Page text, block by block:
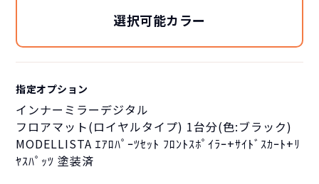
選択可能カラー
指定オプション
インナーミラーデジタル
フロアマット(ロイヤルタイプ) 1台分(色:ブラック)
MODELLISTA ｴｱﾛﾊﾟｰﾂｾｯﾄ ﾌﾛﾝﾄｽﾎﾟｲﾗｰ+ｻｲﾄﾞｽｶｰﾄ+ﾘ
ﾔｽﾊﾟｯﾂ 塗装済